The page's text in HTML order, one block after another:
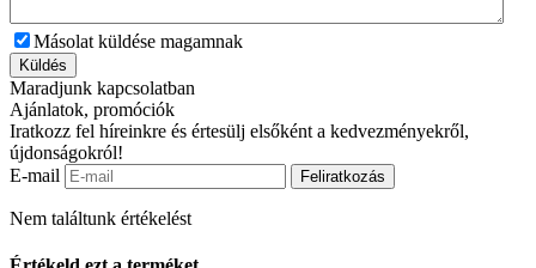
Másolat küldése magamnak
Küldés
Maradjunk kapcsolatban
Ajánlatok, promóciók
Iratkozz fel híreinkre és értesülj elsőként a kedvezményekről,
újdonságokról!
E-mail
Feliratkozás
Nem találtunk értékelést